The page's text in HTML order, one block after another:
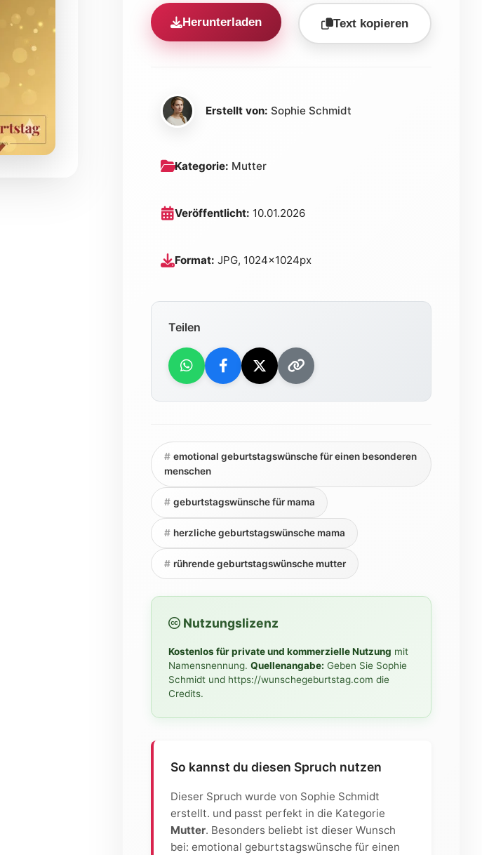
Herunterladen Text kopieren
Erstellt von: Sophie Schmidt
Kategorie: Mutter
Veröffentlicht: 10.01.2026
Format: JPG, 1024x1024px
Teilen
emotional geburtstagswünsche für einen besonderen
menschen
geburtstagswünsche für mama
herzliche geburtstagswünsche mama
rührende geburtstagswünsche mutter
Nutzungslizenz
Kostenlos für private und kommerzielle Nutzung mit
Namensnennung. Quellenangabe: Geben Sie Sophie
Schmidt und https://wunschegeburtstag.com die
Credits.
So kannst du diesen Spruch nutzen
Dieser Spruch wurde von Sophie Schmidt
erstellt. und passt perfekt in die Kategorie
Mutter. Besonders beliebt ist dieser Wunsch
bei: emotional geburtstagswünsche für einen